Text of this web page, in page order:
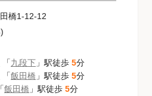
橋1-12-12
「九段下 」駅徒歩 5分
「飯田橋 」駅徒歩 5分
飯田橋 」駅徒歩 5分